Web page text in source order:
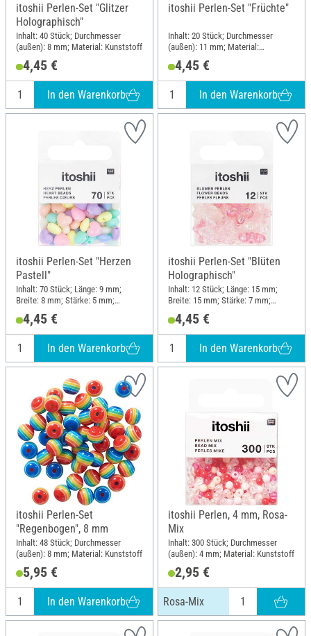
itoshii Perlen-Set "Glitzer
Holographisch"
Inhalt: 40 Stück; Durchmesser
(außen): 8 mm; Material: Kunststoff
4,45 €
In den Warenkorb
itoshii Perlen-Set "Früchte"
Inhalt: 20 Stück; Durchmesser
(außen): 11 mm; Material:
4,45 €
In den Warenkorb
itoshii Perlen-Set "Herzen
Pastell"
Inhalt: 70 Stück; Länge: 9 mm;
Breite: 8 mm; Stärke: 5 mm;
4,45 €
In den Warenkorb
itoshii Perlen-Set "Blüten
Holographisch"
Inhalt: 12 Stück; Länge: 15 mm;
Breite: 15 mm; Stärke: 7 mm;
4,45 €
In den Warenkorb
itoshii Perlen-Set
"Regenbogen", 8 mm
Inhalt: 48 Stück; Durchmesser
(außen): 8 mm; Material: Kunststoff
5,95 €
In den Warenkorb
itoshii Perlen, 4 mm, Rosa-
Mix
Inhalt: 300 Stück; Durchmesser
(außen): 4 mm; Material: Kunststoff
2,95 €
Rosa-Mix